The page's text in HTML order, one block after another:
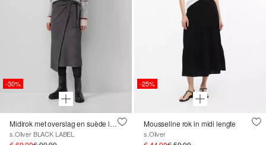
-30%
Midirok met overslag en suède look
s.Oliver BLACK LABEL
-25%
Mousseline rok in midi lengte
s.Oliver